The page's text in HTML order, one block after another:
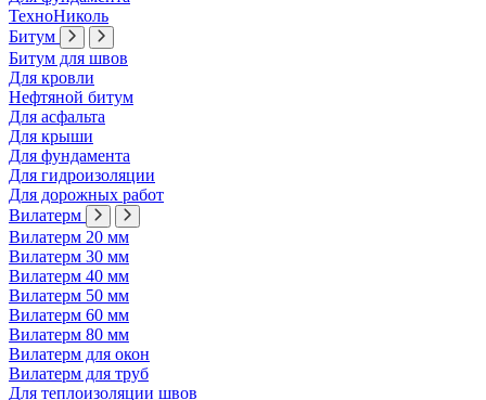
ТехноНиколь
Битум
Битум для швов
Для кровли
Нефтяной битум
Для асфальта
Для крыши
Для фундамента
Для гидроизоляции
Для дорожных работ
Вилатерм
Вилатерм 20 мм
Вилатерм 30 мм
Вилатерм 40 мм
Вилатерм 50 мм
Вилатерм 60 мм
Вилатерм 80 мм
Вилатерм для окон
Вилатерм для труб
Для теплоизоляции швов